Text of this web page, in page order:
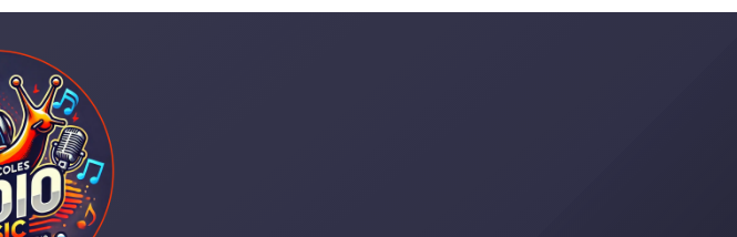
emotiva para el público ecuatoriano.
primavera de 2026 en dos de los
escenarios más emblemáticos del
país: Quito: 30 de abril en el […]
circulación en una vía que soporta